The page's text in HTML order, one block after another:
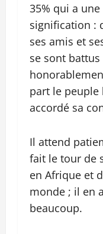
35% qui a
signification :
ses amis et
se sont battus
part le peuple
accordé sa
Il attend
fait le tour de
en Afrique et
monde ; il en a
beaucoup.